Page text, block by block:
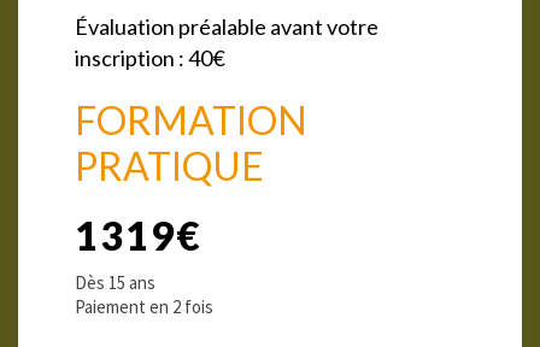
Évaluation préalable avant votre
inscription : 40€
FORMATION
PRATIQUE
1319€
Dès 15 ans
Paiement en 2 fois